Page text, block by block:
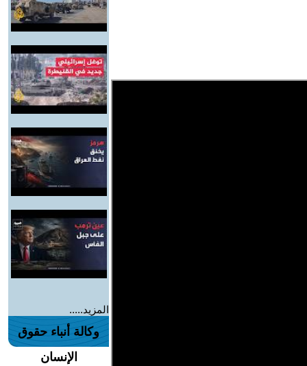
المزيد.....
وكالة أنباء حقوق
الإنسان